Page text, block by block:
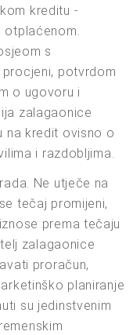
kreditu -
otplaćenom.
s
potvrdom
o ugovoru i
zalagaonice
na kredit ovisno o
i razdobljima.
Ne utječe na
tečaj promijeni,
prema tečaju
zalagaonice
proračun,
planiranje
su jedinstvenim